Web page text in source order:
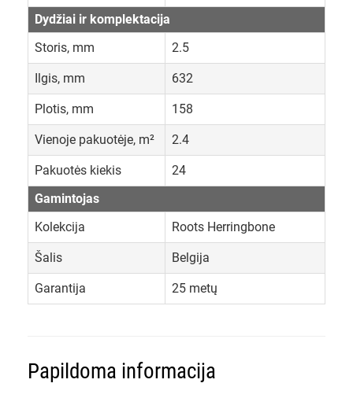
Dydžiai ir komplektacija
Storis, mm
2.5
Ilgis, mm 632
Plotis, mm 158
Vienoje pakuotėje, m² 2.4
Pakuotės kiekis
24
Gamintojas
Kolekcija
Roots Herringbone
Šalis Belgija
Garantija 25 metų
Papildoma informacija